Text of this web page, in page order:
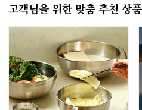
고객님을 위한 맞춤 추천 상품